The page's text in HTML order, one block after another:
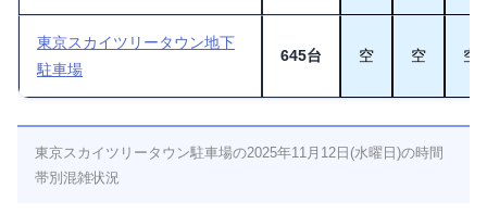
東京スカイツリータウン地下
駐車場
645台 空 空 空
東京スカイツリータウン駐車場の2025年11月12日(水曜日)の時間
帯別混雑状況